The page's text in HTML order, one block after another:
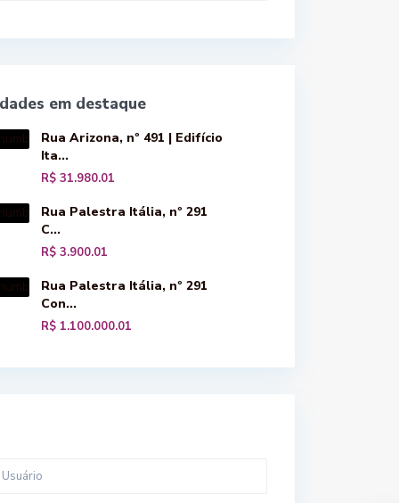
em destaque
Rua Arizona, nº 491 | Edifício
Ita...
R$ 31.980.01
Rua Palestra Itália, nº 291
C...
R$ 3.900.01
Rua Palestra Itália, nº 291
Con...
R$ 1.100.000.01